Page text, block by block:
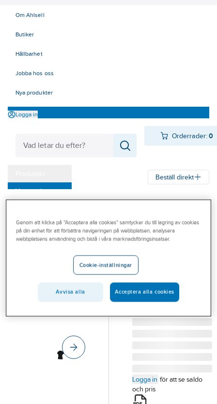
Om Ahlsell
Butiker
Hållbarhet
Jobba hos oss
Nya produkter
Logga in
Orderrader:0
Varumärken
Outlet
Branscher
Beställ direkt
TEXSTAR
Pikétröja Texstar
PSW4 Dam
PSW4 50/50 DAM
SVART STL S
Artikelnummer:
Logga in för att se saldo
och pris
Genom att klicka på "Acceptera alla cookies" samtycker du till lagring av cookies
på din enhet för att förbättra navigeringen på webbplatsen, analysera
webbplatsens användning och bistå i våra marknadsföringsinsatser.
Cookie-inställningar
Avvisa alla Acceptera alla cookies